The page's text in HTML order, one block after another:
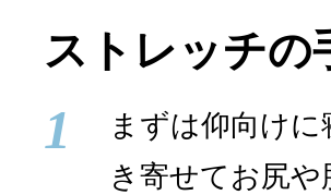
ストレッチの
1
まずは仰向け
き寄せてお尻